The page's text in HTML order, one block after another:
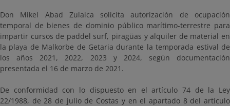
Don Mikel Abad Zulaica solicita autorización de ocupación
temporal de bienes de dominio público marítimo-terrestre para
impartir cursos de paddel surf, piragüas y alquiler de material en
la playa de Malkorbe de Getaria durante la temporada estival de
los años 2021, 2022, 2023 y 2024, según documentación
presentada el 16 de marzo de 2021.
De conformidad con lo dispuesto en el artículo 74 de la Ley
22/1988, de 28 de julio de Costas y en el apartado 8 del artículo